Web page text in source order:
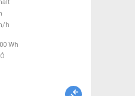
használt
h
Wh